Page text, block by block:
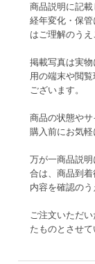
商品説明に記載
経年変化・保
はご理解のうえ
掲載写真は実
用の端末や閲
ございます。
商品の状態や
購入前にお気軽
万が一商品説
合は、商品到着
内容を確認のう
ご注文いただ
たものとさせて